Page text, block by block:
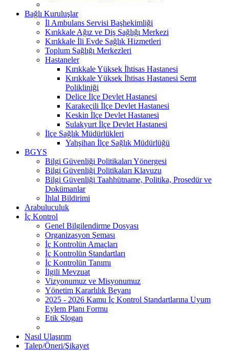
Bağlı Kuruluşlar
İl Ambulans Servisi Başhekimliği
Kırıkkale Ağız ve Diş Sağlığı Merkezi
Kırıkkale İli Evde Sağlık Hizmetleri
Toplum Sağlığı Merkezleri
Hastaneler
Kırıkkale Yüksek İhtisas Hastanesi
Kırıkkale Yüksek İhtisas Hastanesi Semt
Polikliniği
Delice İlçe Devlet Hastanesi
Karakeçili İlçe Devlet Hastanesi
Keskin İlçe Devlet Hastanesi
Sulakyurt İlçe Devlet Hastanesi
İlçe Sağlık Müdürlükleri
Yahşihan İlçe Sağlık Müdürlüğü
BGYS
Bilgi Güvenliği Politikaları Yönergesi
Bilgi Güvenliği Politikaları Klavuzu
Bilgi Güvenliği Taahhütname, Politika, Prosedür ve
Dokümanlar
İhlal Bildirimi
Arabuluculuk
İç Kontrol
Genel Bilgilendirme Dosyası
Organizasyon Şeması
İç Kontrolün Amaçları
İç Kontrolün Standartları
İç Kontrolün Tanımı
İlgili Mevzuat
Vizyonumuz ve Misyonumuz
Yönetim Kararlılık Beyanı
2025 - 2026 Kamu İç Kontrol Standartlarına Uyum
Eylem Planı Formu
Etik Slogan
Nasıl Ulaşırım
Talep/Öneri/Şikayet